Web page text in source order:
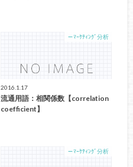
－ﾏｰｹﾃｨﾝｸﾞ分析
2016.1.17
流通用語：相関係数【correlation
coefficient】
－ﾏｰｹﾃｨﾝｸﾞ分析